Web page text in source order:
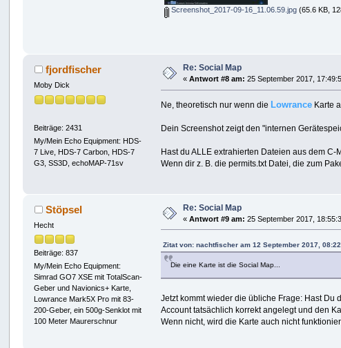
Screenshot_2017-09-16_11.06.59.jpg (65.6 KB,
fjordfischer
Moby Dick
Beiträge: 2431
My/Mein Echo Equipment: HDS-
7 Live, HDS-7 Carbon, HDS-7
G3, SS3D, echoMAP-71sv
Re: Social Map
«Antwort #8 am: 25 September 2017,
Ne, theoretisch nur wenn die Lowrance Karte
Dein Screenshot zeigt den "internen
Hast du ALLE extrahierten Dateien aus dem
Wenn dir z. B. die permits.txt Datei, die zum
Stöpsel
Hecht
Beiträge: 837
My/Mein Echo Equipment:
Simrad GO7 XSE mit TotalScan-
Geber und Navionics+ Karte,
Lowrance Mark5X Pro mit 83-
200-Geber, ein 500g-Senklot mit
100 Meter Maurerschnur
Re: Social Map
«Antwort #9 am: 25 September 2017,
Zitat von: nachtfischer am 12 September 2017,
Die eine Karte ist die Social Map...
Jetzt kommt wieder die übliche Frage: Hast Du
Account tatsächlich korrekt angelegt und den
Wenn nicht, wird die Karte auch nicht